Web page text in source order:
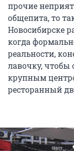
прочие
общепита, то
Новосибирске
когда
реальности,
лавочку, чтобы
крупным
ресторанный